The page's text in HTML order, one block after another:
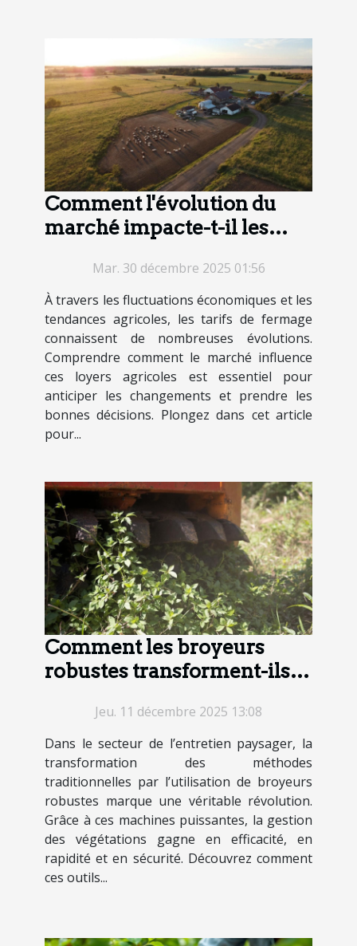
Comment l'évolution du
marché impacte-t-il les
Mar. 30 décembre 2025 01:56
À travers les fluctuations économiques et les
tendances agricoles, les tarifs de fermage
connaissent de nombreuses évolutions.
Comprendre comment le marché influence
ces loyers agricoles est essentiel pour
anticiper les changements et prendre les
bonnes décisions. Plongez dans cet article
pour...
Comment les broyeurs
robustes transforment-ils la
Jeu. 11 décembre 2025 13:08
Dans le secteur de l’entretien paysager, la
transformation des méthodes
traditionnelles par l’utilisation de broyeurs
robustes marque une véritable révolution.
Grâce à ces machines puissantes, la gestion
des végétations gagne en efficacité, en
rapidité et en sécurité. Découvrez comment
ces outils...